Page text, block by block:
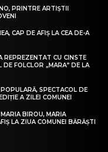
PRINTRE ARTIȘTII
CAP DE AFIȘ LA CEA DE-A
REPREZENTAT CU CINSTE
FOLCLOR „MARA” DE LA
SPECTACOL DE
A ZILEI COMUNEI
BIROU, MARIA
LA ZIUA COMUNEI BĂRĂȘTI